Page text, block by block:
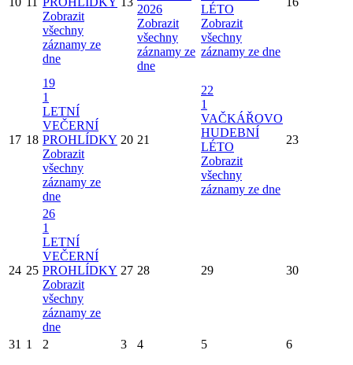
Zobrazit
všechny
záznamy ze
dne
2026
Zobrazit
všechny
záznamy ze
dne
LÉTO
Zobrazit
všechny
záznamy ze dne
17 18
19
1
LETNÍ
VEČERNÍ
PROHLÍDKY
Zobrazit
všechny
záznamy ze
dne
20 21
22
1
VAČKÁŘOVO
HUDEBNÍ
LÉTO
Zobrazit
všechny
záznamy ze dne
23
24 25
26
1
LETNÍ
VEČERNÍ
PROHLÍDKY
Zobrazit
všechny
záznamy ze
dne
27 28 29 30
31 1 2 3 4 5 6